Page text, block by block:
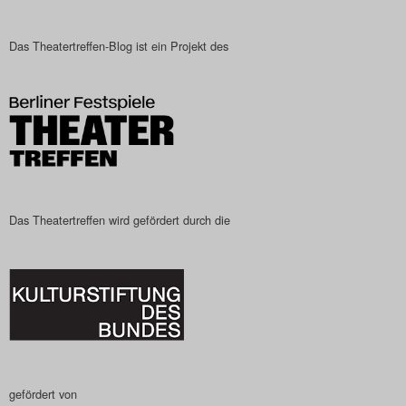
2023
Das Theatertreffen-Blog
2024
2025
Das Theatertreffen-Blog
Archiv
Impressum
Nutzungsbedingungen
Das Theatertreffen-Blog ist ein Projekt des
Das Theatertreffen wird gefördert durch die
gefördert von